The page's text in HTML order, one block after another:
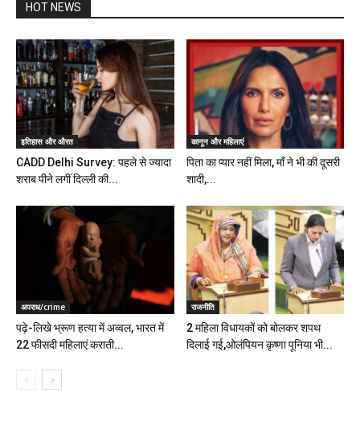
HOT NEWS
इतिहास और औरत
CADD Delhi Survey: पहले से ज्यादा
शराब पीने लगीं दिल्ली की...
कानून और महिलाएं
पिता का प्यार नहीं मिला, माँ ने भी की दूसरी
शादी,...
अपराध/crime
पढ़े-लिखे भ्रूण हत्या में अव्वल, भारत में
22 फीसदी महिलाएं कराती...
राजनीति
2 महिला विधायकों को बोलकर शपथ
दिलाई गई,ओलंपियन कृष्णा पूनिया भी...